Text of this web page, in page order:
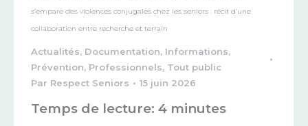
s’empare des violences conjugales chez les seniors : récit d’une
collaboration entre recherche et terrain
Actualités, Documentation, Informations,
Prévention, Professionnels, Tout public
Par Respect Seniors 15 juin 2026
Temps de lecture: 4 minutes